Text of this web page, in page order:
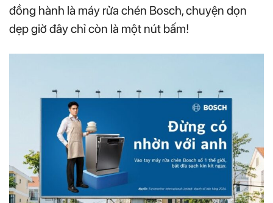
đồng hành là máy rửa chén Bosch, chuyện dọn
dẹp giờ đây chỉ còn là một nút bấm!